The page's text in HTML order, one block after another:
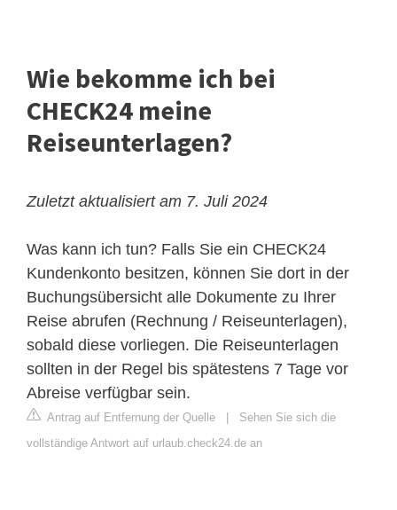
Wie bekomme ich bei
CHECK24 meine
Reiseunterlagen?
Zuletzt aktualisiert am 7. Juli 2024
Was kann ich tun? Falls Sie ein CHECK24
Kundenkonto besitzen, können Sie dort in der
Buchungsübersicht alle Dokumente zu Ihrer
Reise abrufen (Rechnung / Reiseunterlagen),
sobald diese vorliegen. Die Reiseunterlagen
sollten in der Regel bis spätestens 7 Tage vor
Abreise verfügbar sein.
Antrag auf Entfernung der Quelle
Sehen Sie sich die
vollständige Antwort auf urlaub.check24.de an